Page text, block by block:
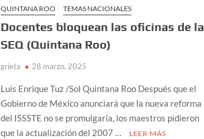
QUINTANA ROO
TEMAS NACIONALES
Docentes bloquean las oficinas de la
SEQ (Quintana Roo)
grieta 28 marzo, 2025
Luis Enrique Tuz /Sol Quintana Roo Después que el
Gobierno de México anunciará que la nueva reforma
del ISSSTE no se promulgaría, los maestros pidieron
que la actualización del 2007 …
LEER MÁS